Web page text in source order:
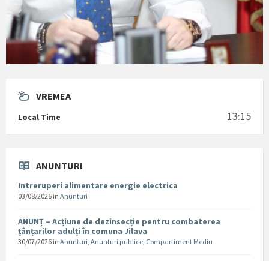
VREMEA
Local Time 13:15
ANUNTURI
Intreruperi alimentare energie electrica
03/08/2026 in Anunturi
ANUNȚ – Acțiune de dezinsecție pentru combaterea
țânțarilor adulți în comuna Jilava
30/07/2026 in Anunturi, Anunturi publice, Compartiment Mediu